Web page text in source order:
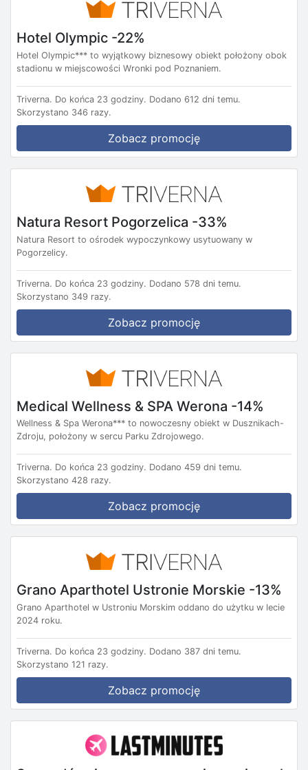
Hotel Olympic -22%
Hotel Olympic*** to wyjątkowy biznesowy obiekt położony obok
stadionu w miejscowości Wronki pod Poznaniem.
Triverna. Do końca 23 godziny. Dodano 612 dni temu.
Skorzystano 346 razy.
Zobacz promocję
Natura Resort Pogorzelica -33%
Natura Resort to ośrodek wypoczynkowy usytuowany w
Pogorzelicy.
Triverna. Do końca 23 godziny. Dodano 578 dni temu.
Skorzystano 349 razy.
Zobacz promocję
Medical Wellness & SPA Werona -14%
Wellness & Spa Werona*** to nowoczesny obiekt w Dusznikach-
Zdroju, położony w sercu Parku Zdrojowego.
Triverna. Do końca 23 godziny. Dodano 459 dni temu.
Skorzystano 428 razy.
Zobacz promocję
Grano Aparthotel Ustronie Morskie -13%
Grano Aparthotel w Ustroniu Morskim oddano do użytku w lecie
2024 roku.
Triverna. Do końca 23 godziny. Dodano 387 dni temu.
Skorzystano 121 razy.
Zobacz promocję